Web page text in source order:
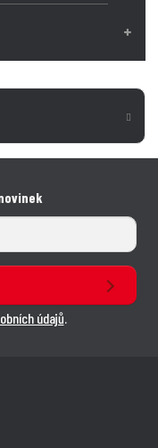
údajů.